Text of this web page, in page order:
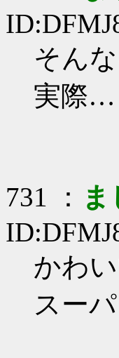
そん
実際…
731 ： ま
かわい
スー